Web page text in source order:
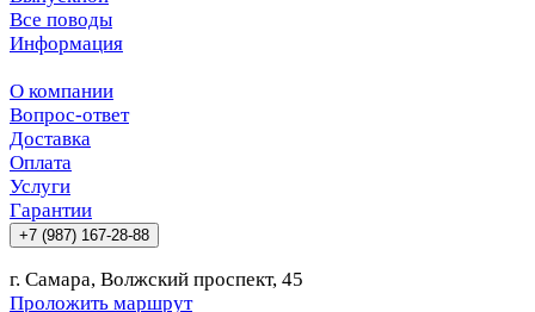
Все поводы
Информация
О компании
Вопрос-ответ
Доставка
Оплата
Услуги
Гарантии
+7 (987) 167-28-88
г. Самара, Волжский проспект, 45
Проложить маршрут